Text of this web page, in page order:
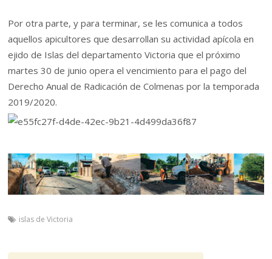
Por otra parte, y para terminar, se les comunica a todos
aquellos apicultores que desarrollan su actividad apícola en
ejido de Islas del departamento Victoria que el próximo
martes 30 de junio opera el vencimiento para el pago del
Derecho Anual de Radicación de Colmenas por la temporada
2019/2020.
islas de Victoria